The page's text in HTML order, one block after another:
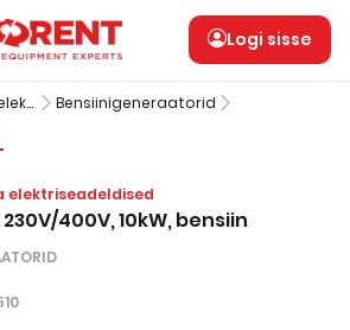
Logi sisse
Generaatorid ja elektriseadeldised
Bensiinigeneraatorid
elektriseadeldised
400V, 10kW, bensiin